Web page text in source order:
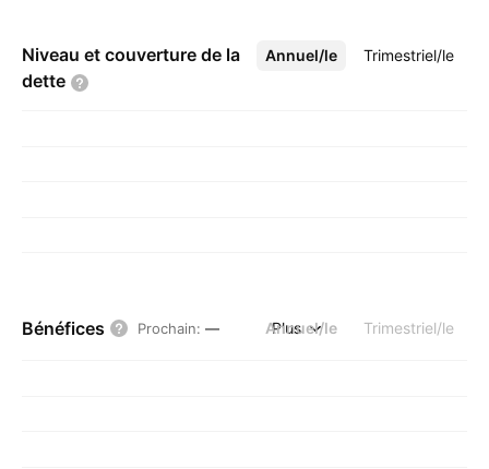
Niveau et couverture de la
dette
Annuel/le Trimestriel/le
Plus
Bénéfices Prochain: — Annuel/le Trimestriel/le
Plus